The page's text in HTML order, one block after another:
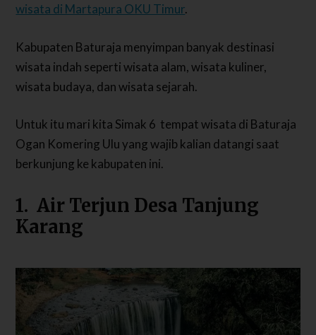
wisata di Martapura OKU Timur.
Kabupaten Baturaja menyimpan banyak destinasi
wisata indah seperti wisata alam, wisata kuliner,
wisata budaya, dan wisata sejarah.
Untuk itu mari kita Simak 6 tempat wisata di Baturaja
Ogan Komering Ulu yang wajib kalian datangi saat
berkunjung ke kabupaten ini.
1. Air Terjun Desa Tanjung
Karang